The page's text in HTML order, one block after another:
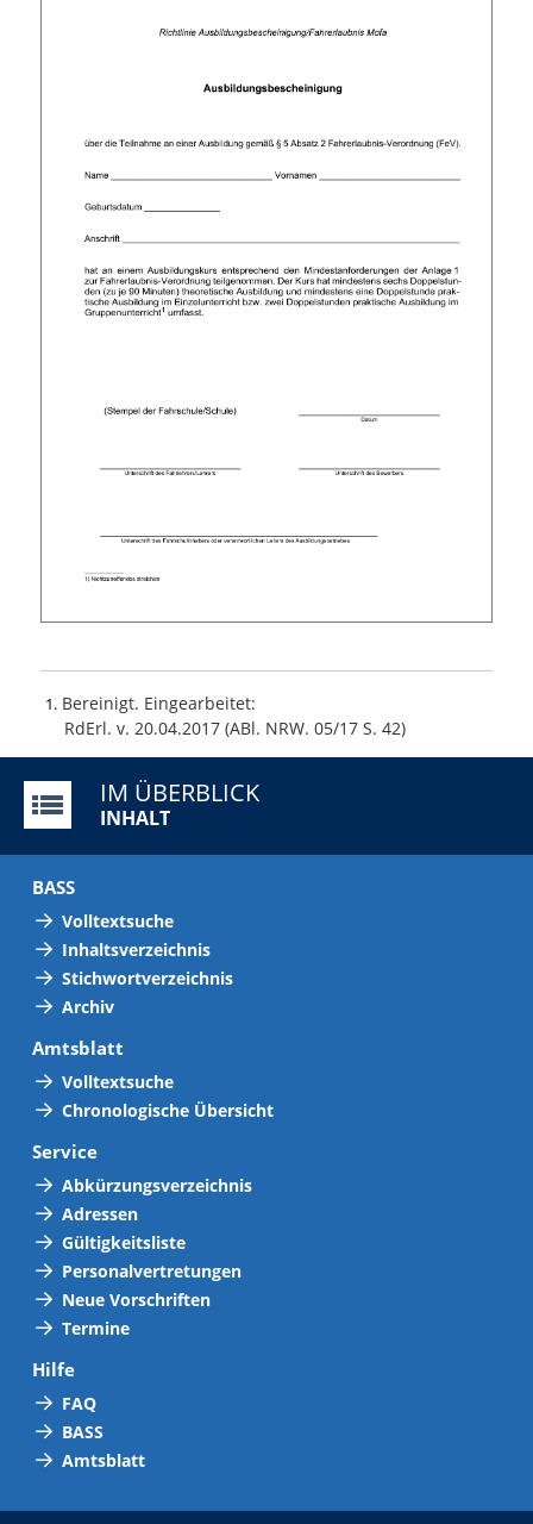
1 Bereinigt. Eingearbeitet:
RdErl. v. 20.04.2017 (ABl. NRW. 05/17 S. 42)
IM ÜBERBLICK
INHALT
BASS
Volltextsuche
Inhaltsverzeichnis
Stichwortverzeichnis
Archiv
Amtsblatt
Volltextsuche
Chronologische Übersicht
Service
Abkürzungsverzeichnis
Adressen
Gültigkeitsliste
Personalvertretungen
Neue Vorschriften
Termine
Hilfe
FAQ
BASS
Amtsblatt